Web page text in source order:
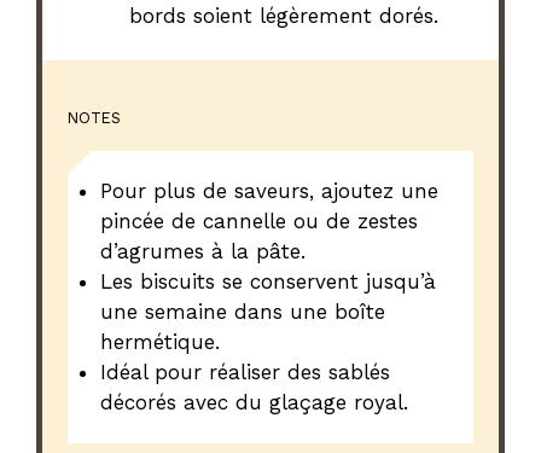
bords soient légèrement dorés.
NOTES
Pour plus de saveurs, ajoutez une
pincée de cannelle ou de zestes
d’agrumes à la pâte.
Les biscuits se conservent jusqu’à
une semaine dans une boîte
hermétique.
Idéal pour réaliser des sablés
décorés avec du glaçage royal.